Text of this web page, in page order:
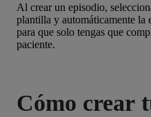
Al crear un episodio,
plantilla y automáticamente la
para que solo tengas que
paciente.
Cómo crear